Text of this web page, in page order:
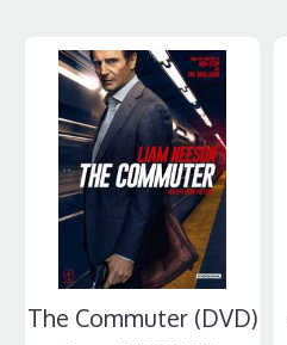
The Commuter (DVD)